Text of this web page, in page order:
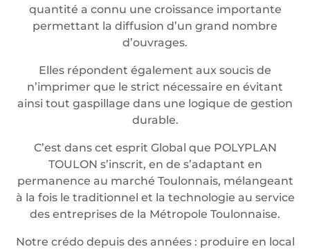
quantité a connu une croissance importante
permettant la diffusion d’un grand nombre
d’ouvrages.
Elles répondent également aux soucis de
n’imprimer que le strict nécessaire en évitant
ainsi tout gaspillage dans une logique de gestion
durable.
C’est dans cet esprit Global que POLYPLAN
TOULON s’inscrit, en de s’adaptant en
permanence au marché Toulonnais, mélangeant
à la fois le traditionnel et la technologie au service
des entreprises de la Métropole Toulonnaise.
Notre crédo depuis des années : produire en local